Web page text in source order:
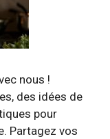
nous !
des idées de
pour
Partagez vos